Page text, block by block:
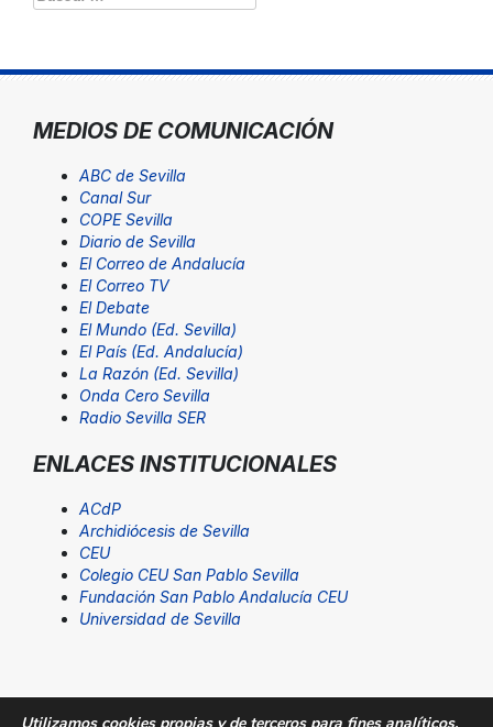
MEDIOS DE COMUNICACIÓN
ABC de Sevilla
Canal Sur
COPE Sevilla
Diario de Sevilla
El Correo de Andalucía
El Correo TV
El Debate
El Mundo (Ed. Sevilla)
El País (Ed. Andalucía)
La Razón (Ed. Sevilla)
Onda Cero Sevilla
Radio Sevilla SER
ENLACES INSTITUCIONALES
ACdP
Archidiócesis de Sevilla
CEU
Colegio CEU San Pablo Sevilla
Fundación San Pablo Andalucía CEU
Universidad de Sevilla